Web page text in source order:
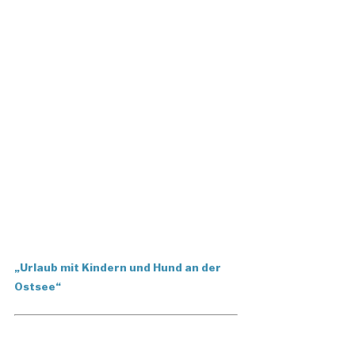
„Urlaub mit Kindern und Hund an der
Ostsee“